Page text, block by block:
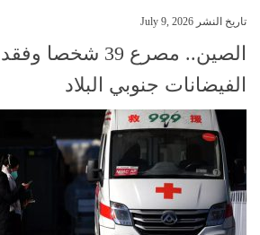
تاريخ النشر July 9, 2026
الفيضانات جنوبي البلاد